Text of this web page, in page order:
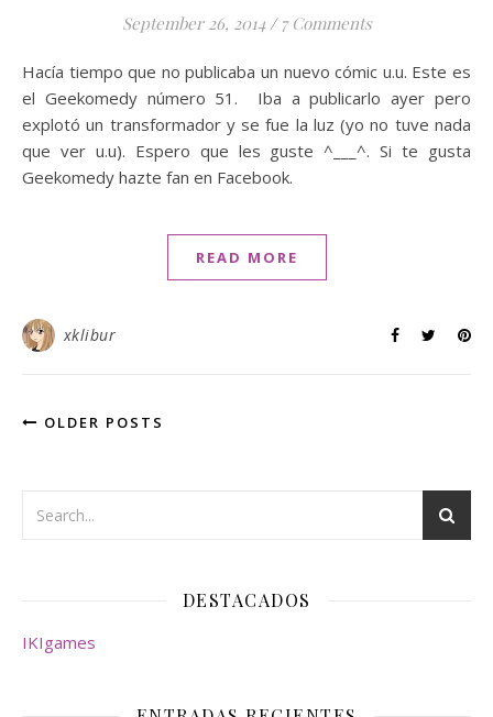
September 26, 2014 / 7 Comments
Hacía tiempo que no publicaba un nuevo cómic u.u. Este es
el Geekomedy número 51. Iba a publicarlo ayer pero
explotó un transformador y se fue la luz (yo no tuve nada
que ver u.u). Espero que les guste ^___^. Si te gusta
Geekomedy hazte fan en Facebook.
READ MORE
xklibur
OLDER POSTS
DESTACADOS
IKIgames